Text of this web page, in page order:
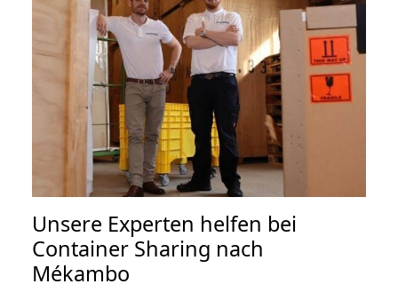
Unsere Experten helfen bei
Container Sharing nach
Mékambo